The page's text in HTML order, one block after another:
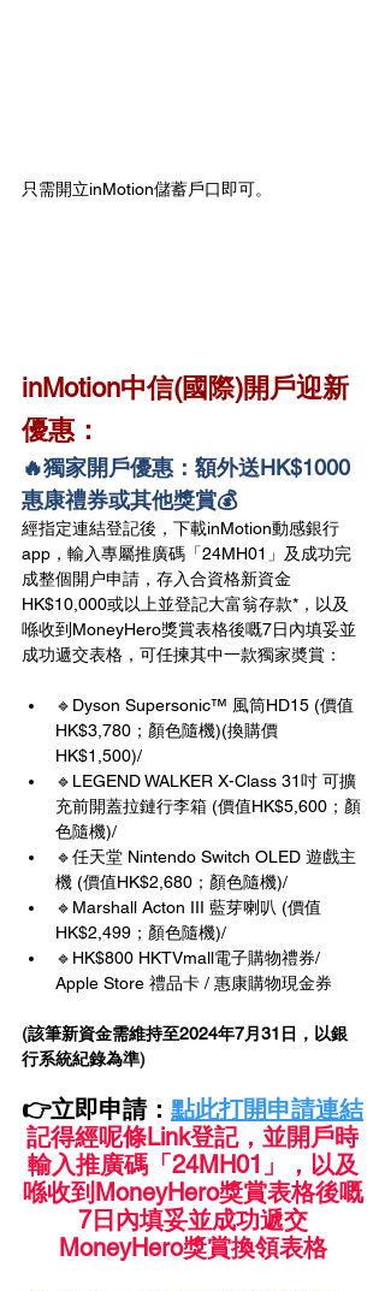
只需開立inMotion儲蓄戶口即可。
inMotion中信(國際)開戶迎新
優惠：
🔥獨家開戶優惠：額外送HK$1000
惠康禮券或其他獎賞💰
經指定連結登記後，下載inMotion動感銀行
app，輸入專屬推廣碼「24MH01」及成功完
成整個開户申請，存入合資格新資金
HK$10,000或以上並登記大富翁存款*，以及
喺收到MoneyHero獎賞表格後嘅7日內填妥並
成功遞交表格，可任揀其中一款獨家奬賞：
🔹Dyson Supersonic™ 風筒HD15 (價值
HK$3,780；顏色隨機)(換購價
HK$1,500)/
🔹LEGEND WALKER X-Class 31吋 可擴
充前開蓋拉鏈行李箱 (價值HK$5,600；顏
色隨機)/
🔹任天堂 Nintendo Switch OLED 遊戲主
機 (價值HK$2,680；顏色隨機)/
🔹Marshall Acton III 藍芽喇叭 (價值
HK$2,499；顏色隨機)/
🔹HK$800 HKTVmall電子購物禮券/
Apple Store 禮品卡 / 惠康購物現金券
(該筆新資金需維持至2024年7月31日，以銀
行系統紀錄為準)
👉立即申請： 點此打開申請連結
記得經呢條Link登記，並開戶時
輸入推廣碼「24MH01」，以及
喺收到MoneyHero獎賞表格後嘅
7日內填妥並成功遞交
MoneyHero獎賞換領表格